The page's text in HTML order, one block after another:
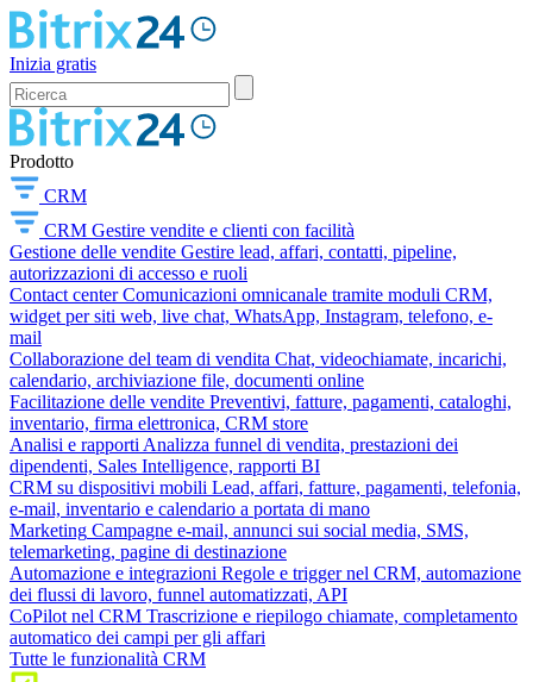
Inizia gratis
Prodotto
CRM
CRM Gestire vendite e clienti con facilità
Gestione delle vendite Gestire lead, affari, contatti, pipeline,
autorizzazioni di accesso e ruoli
Contact center Comunicazioni omnicanale tramite moduli CRM,
widget per siti web, live chat, WhatsApp, Instagram, telefono, e-
mail
Collaborazione del team di vendita Chat, videochiamate, incarichi,
calendario, archiviazione file, documenti online
Facilitazione delle vendite Preventivi, fatture, pagamenti, cataloghi,
inventario, firma elettronica, CRM store
Analisi e rapporti Analizza funnel di vendita, prestazioni dei
dipendenti, Sales Intelligence, rapporti BI
CRM su dispositivi mobili Lead, affari, fatture, pagamenti, telefonia,
e-mail, inventario e calendario a portata di mano
Marketing Campagne e-mail, annunci sui social media, SMS,
telemarketing, pagine di destinazione
Automazione e integrazioni Regole e trigger nel CRM, automazione
dei flussi di lavoro, funnel automatizzati, API
CoPilot nel CRM Trascrizione e riepilogo chiamate, completamento
automatico dei campi per gli affari
Tutte le funzionalità CRM